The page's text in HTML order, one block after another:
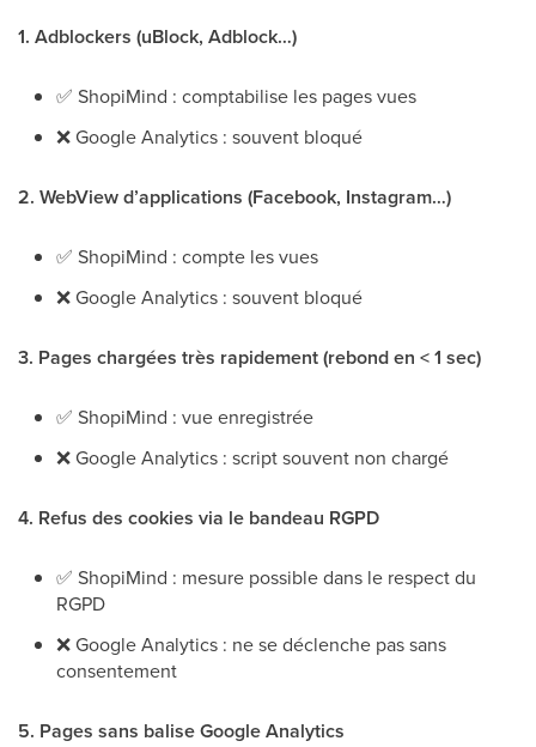
1. Adblockers (uBlock, Adblock…)
✅ ShopiMind : comptabilise les pages vues
❌Google Analytics : souvent bloqué
2. WebView d’applications (Facebook, Instagram…)
✅ ShopiMind : compte les vues
❌Google Analytics : souvent bloqué
3. Pages chargées très rapidement (rebond en < 1 sec)
✅ ShopiMind : vue enregistrée
❌Google Analytics : script souvent non chargé
4. Refus des cookies via le bandeau RGPD
✅ ShopiMind : mesure possible dans le respect du
RGPD
❌Google Analytics : ne se déclenche pas sans
consentement
5. Pages sans balise Google Analytics